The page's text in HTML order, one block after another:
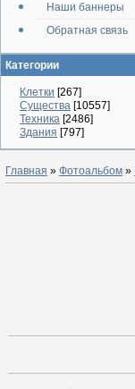
Наши баннеры
Обратная связь
Категории
Клетки [267]
Существа [10557]
Техника [2486]
Здания [797]
Главная » Фотоальбом »